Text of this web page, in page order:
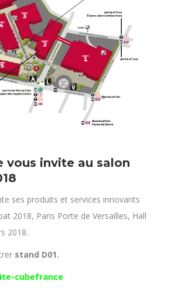
vous invite au salon
ses produits et services innovants
2018, Paris Porte de Versailles, Hall
2018.
stand D01.
cubefrance